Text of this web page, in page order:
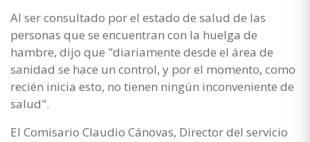
Al ser consultado por el estado de salud de las
personas que se encuentran con la huelga de
hambre, dijo que "diariamente desde el área de
sanidad se hace un control, y por el momento, como
recién inicia esto, no tienen ningún inconveniente de
salud".
El Comisario Claudio Cánovas, Director del servicio